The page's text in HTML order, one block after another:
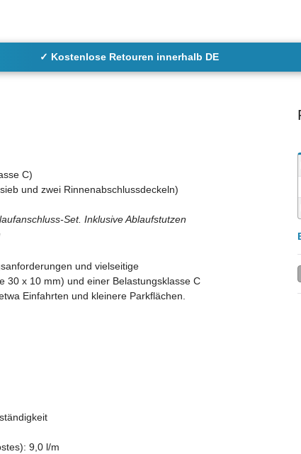
✓ Kostenlose Retouren innerhalb DE
C)
und zwei Rinnenabschlussdeckeln)
Set. Inklusive Ablaufstutzen
und vielseitige
30 x 10 mm) und einer Belastungsklasse C
Einfahrten und kleinere Parkflächen.
9,0 l/m